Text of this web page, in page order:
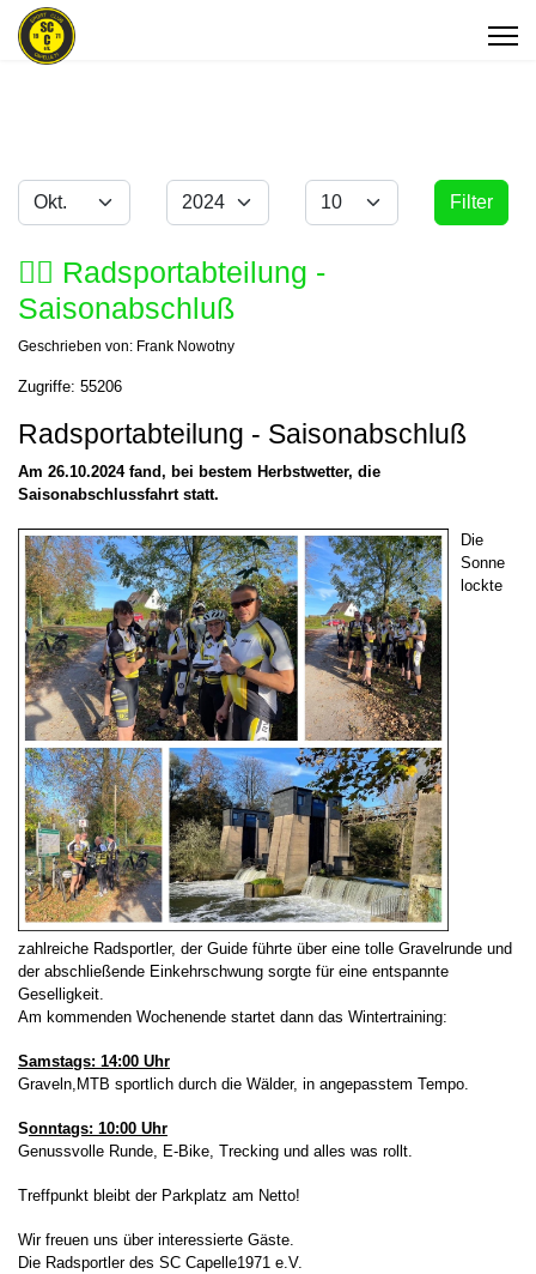
Filter
Monat Jahr Anzeige #
Filter
🚴‍♂️ Radsportabteilung -
Saisonabschluß
Geschrieben von: Frank Nowotny
Zugriffe: 55206
Radsportabteilung - Saisonabschluß
Am 26.10.2024 fand, bei bestem Herbstwetter, die
Saisonabschlussfahrt statt.
Die
Sonne
lockte
zahlreiche Radsportler, der Guide führte über eine tolle Gravelrunde und
der abschließende Einkehrschwung sorgte für eine entspannte
Geselligkeit.
Am kommenden Wochenende startet dann das Wintertraining:
Samstags: 14:00 Uhr
Graveln,MTB sportlich durch die Wälder, in angepasstem Tempo.
Sonntags: 10:00 Uhr
Genussvolle Runde, E-Bike, Trecking und alles was rollt.
Treffpunkt bleibt der Parkplatz am Netto!
Wir freuen uns über interessierte Gäste.
Die Radsportler des SC Capelle1971 e.V.